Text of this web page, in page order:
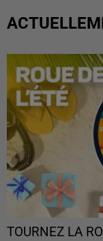
TOURNEZ LA